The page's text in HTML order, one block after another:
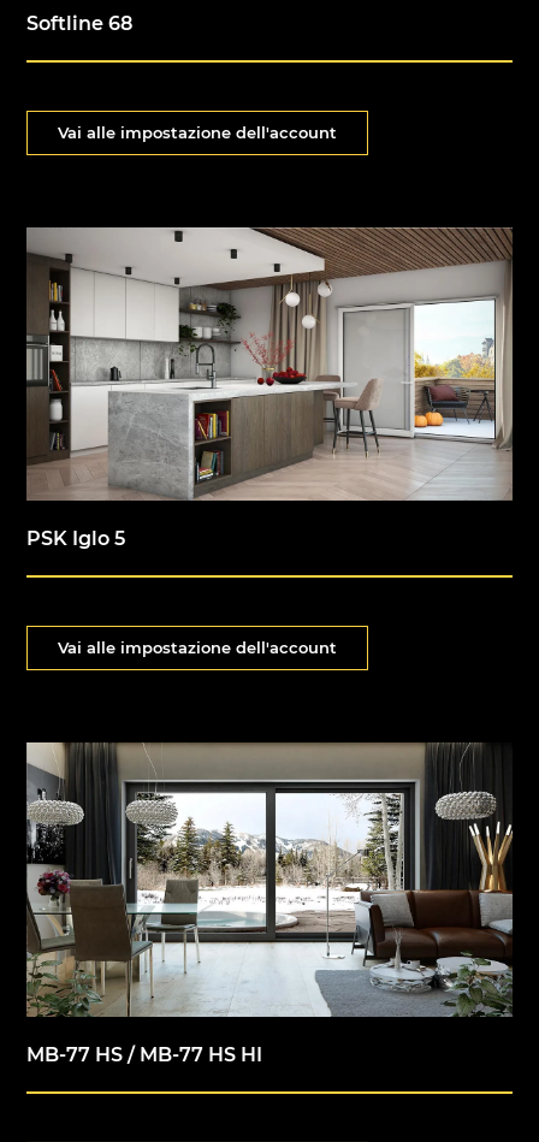
Softline 68
Vai alle impostazione dell'account
PSK Iglo 5
Vai alle impostazione dell'account
MB-77 HS / MB-77 HS HI